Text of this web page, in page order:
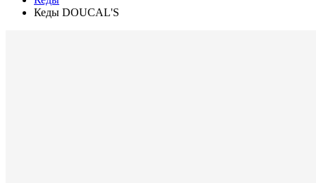
Кеды DOUCAL'S